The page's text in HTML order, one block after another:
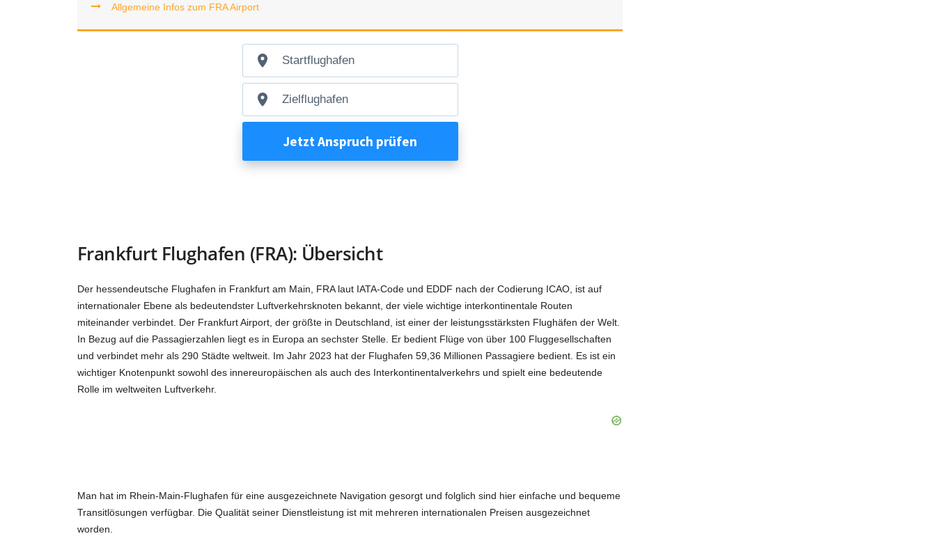
Allgemeine Infos zum FRA Airport
Frankfurt Flughafen (FRA): Übersicht
Der hessendeutsche Flughafen in Frankfurt am Main, FRA laut IATA-Code und EDDF nach der Codierung ICAO, ist auf
internationaler Ebene als bedeutendster Luftverkehrsknoten bekannt, der viele wichtige interkontinentale Routen
miteinander verbindet. Der Frankfurt Airport, der größte in Deutschland, ist einer der leistungsstärksten Flughäfen der Welt.
In Bezug auf die Passagierzahlen liegt es in Europa an sechster Stelle. Er bedient Flüge von über 100 Fluggesellschaften
und verbindet mehr als 290 Städte weltweit. Im Jahr 2023 hat der Flughafen 59,36 Millionen Passagiere bedient. Es ist ein
wichtiger Knotenpunkt sowohl des innereuropäischen als auch des Interkontinentalverkehrs und spielt eine bedeutende
Rolle im weltweiten Luftverkehr.
Man hat im Rhein-Main-Flughafen für eine ausgezeichnete Navigation gesorgt und folglich sind hier einfache und bequeme
Transitlösungen verfügbar. Die Qualität seiner Dienstleistung ist mit mehreren internationalen Preisen ausgezeichnet
worden.